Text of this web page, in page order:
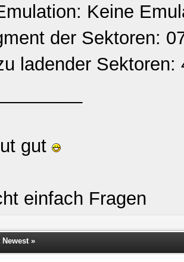
Keine
der Sektoren:
ladender Sektoren:
gut
einfach Fragen
Newest »